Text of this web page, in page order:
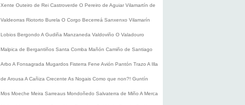
Xente Outeiro de Rei Castroverde O Pereiro de Aguiar Vilamartín de
Valdeorras Riotorto Burela O Corgo Becerreá Sanxenxo Vilamarín
Lobios Bergondo A Gudiña Manzaneda Valdoviño O Valadouro
Malpica de Bergantiños Santa Comba Mañón Camiño de Santiago
Arbo A Fonsagrada Mugardos Fisterra Fene Avión Pantón Trazo A Illa
de Arousa A Cañiza Crecente As Nogais Como que non?! Guntín
Mos Moeche Meira Sarreaus Mondoñedo Salvaterra de Miño A Merca